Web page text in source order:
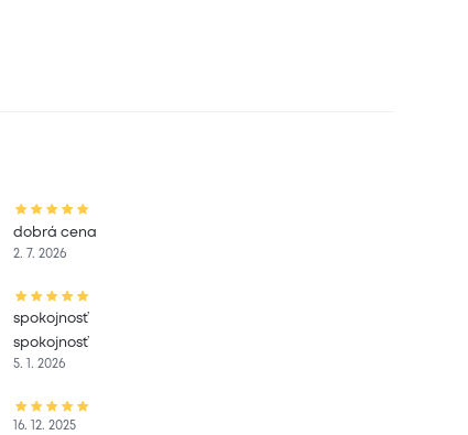
dobrá cena
2. 7. 2026
spokojnosť
spokojnosť
5. 1. 2026
16. 12. 2025